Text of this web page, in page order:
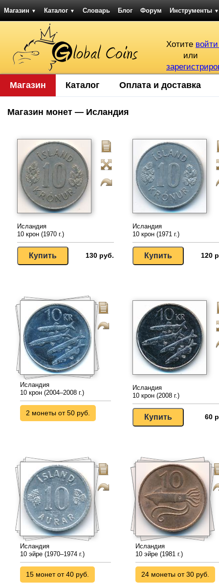
Магазин ▼ Каталог ▼ Словарь Блог Форум Инструменты ▼
Хотите
или
Магазин Каталог Оплата и доставка
Магазин монет — Исландия
Исландия
10 крон (1970 г.)
130 руб.
Исландия
10 крон (1971 г.)
120
Исландия
10 крон (2004–2008 г.)
2 монеты от 50 руб.
Исландия
10 крон (2008 г.)
60
Исландия
10 эйре (1970–1974 г.)
15 монет от 40 руб.
Исландия
10 эйре (1981 г.)
24 монеты от 30 руб.